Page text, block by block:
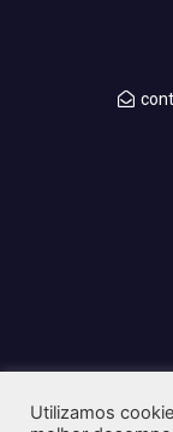
Utilizamos